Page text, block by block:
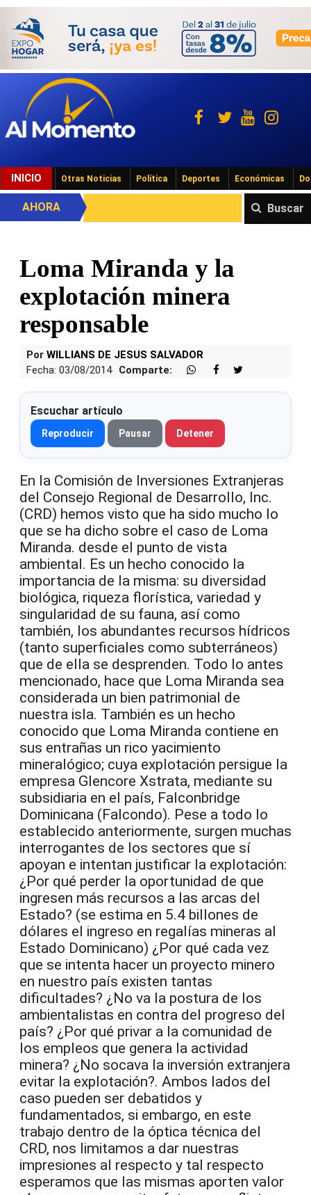
INICIO Otras Noticias Política Deportes Económicas
Buscar
AHORA
Loma Miranda y la
explotación minera
responsable
Por WILLIANS DE JESUS SALVADOR
Fecha: 03/08/2014
Comparte:
Escuchar artículo
Reproducir Pausar Detener
En la Comisión de Inversiones Extranjeras
del Consejo Regional de Desarrollo, Inc.
(CRD) hemos visto que ha sido mucho lo
que se ha dicho sobre el caso de Loma
Miranda. desde el punto de vista
ambiental. Es un hecho conocido la
importancia de la misma: su diversidad
biológica, riqueza florística, variedad y
singularidad de su fauna, así como
también, los abundantes recursos hídricos
(tanto superficiales como subterráneos)
que de ella se desprenden. Todo lo antes
mencionado, hace que Loma Miranda sea
considerada un bien patrimonial de
nuestra isla. También es un hecho
conocido que Loma Miranda contiene en
sus entrañas un rico yacimiento
mineralógico; cuya explotación persigue la
empresa Glencore Xstrata, mediante su
subsidiaria en el país, Falconbridge
Dominicana (Falcondo). Pese a todo lo
establecido anteriormente, surgen muchas
interrogantes de los sectores que sí
apoyan e intentan justificar la explotación:
¿Por qué perder la oportunidad de que
ingresen más recursos a las arcas del
Estado? (se estima en 5.4 billones de
dólares el ingreso en regalías mineras al
Estado Dominicano) ¿Por qué cada vez
que se intenta hacer un proyecto minero
en nuestro país existen tantas
dificultades? ¿No va la postura de los
ambientalistas en contra del progreso del
país? ¿Por qué privar a la comunidad de
los empleos que genera la actividad
minera? ¿No socava la inversión extranjera
evitar la explotación?. Ambos lados del
caso pueden ser debatidos y
fundamentados, si embargo, en este
trabajo dentro de la óptica técnica del
CRD, nos limitamos a dar nuestras
impresiones al respecto y tal respecto
esperamos que las mismas aporten valor